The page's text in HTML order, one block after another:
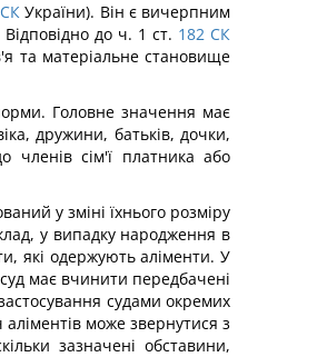
СК України). Він є вичерпним
до ч. 1 ст. 182 СК
та матеріальне становище
Головне значення має
дружини, батьків, дочки,
членів сім'ї платника або
у зміні їхнього розміру
у випадку народження в
які одержують аліменти. У
має вчинити передбачені
судами окремих
може звернутися з
зазначені обставини,